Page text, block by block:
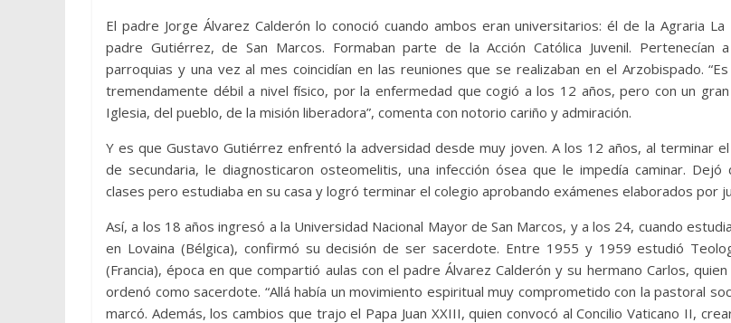
El padre Jorge Álvarez Calderón lo conoció cuando ambos eran universitarios: él de la Agraria La
padre Gutiérrez, de San Marcos. Formaban parte de la Acción Católica Juvenil. Pertenecían
parroquias y una vez al mes coincidían en las reuniones que se realizaban en el Arzobispado.
tremendamente débil a nivel físico, por la enfermedad que cogió a los 12 años, pero con un
Iglesia, del pueblo, de la misión liberadora”, comenta con notorio cariño y admiración.
Y es que Gustavo Gutiérrez enfrentó la adversidad desde muy joven. A los 12 años, al terminar
de secundaria, le diagnosticaron osteomelitis, una infección ósea que le impedía caminar. Dejó
clases pero estudiaba en su casa y logró terminar el colegio aprobando exámenes elaborados por
Así, a los 18 años ingresó a la Universidad Nacional Mayor de San Marcos, y a los 24, cuando
en Lovaina (Bélgica), confirmó su decisión de ser sacerdote. Entre 1955 y 1959 estudió
(Francia), época en que compartió aulas con el padre Álvarez Calderón y su hermano Carlos,
ordenó como sacerdote. “Allá había un movimiento espiritual muy comprometido con la pastoral
marcó. Además, los cambios que trajo el Papa Juan XXIII, quien convocó al Concilio Vaticano II,